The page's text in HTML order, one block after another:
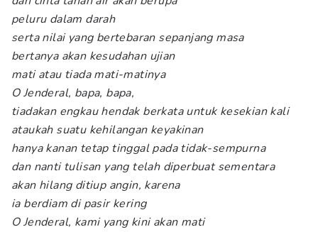
peluru dalam darah
serta nilai yang bertebaran sepanjang masa
bertanya akan kesudahan ujian
mati atau tiada mati-matinya
O Jenderal, bapa, bapa,
tiadakan engkau hendak berkata untuk kesekian kali
ataukah suatu kehilangan keyakinan
hanya kanan tetap tinggal pada tidak-sempurna
dan nanti tulisan yang telah diperbuat sementara
akan hilang ditiup angin, karena
ia berdiam di pasir kering
O Jenderal, kami yang kini akan mati